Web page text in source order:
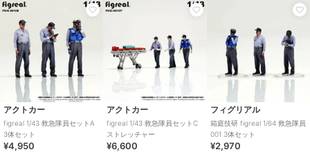
アクトカー
figreal 1/43 救急隊員セットA
3体セット
¥4,950
アクトカー
figreal 1/43 救急隊員セットC
ストレッチャー
¥6,600
フィグリアル
箱庭技研 figreal 1/64 救急隊員
001 3体セット
¥2,970